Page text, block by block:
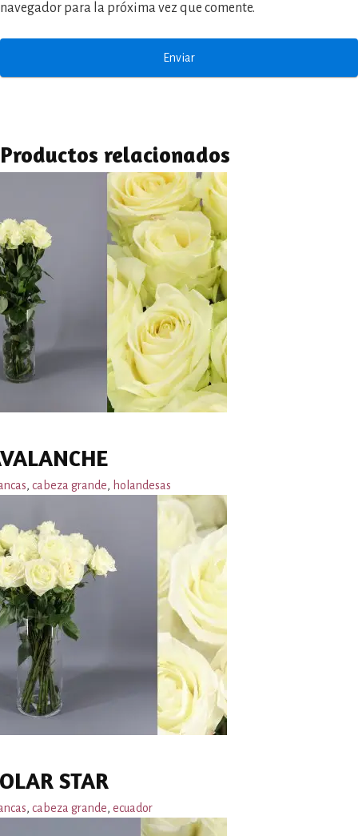
navegador para la próxima vez que comente.
Productos relacionados
, cabeza grande, holandesas
STAR
, cabeza grande, ecuador